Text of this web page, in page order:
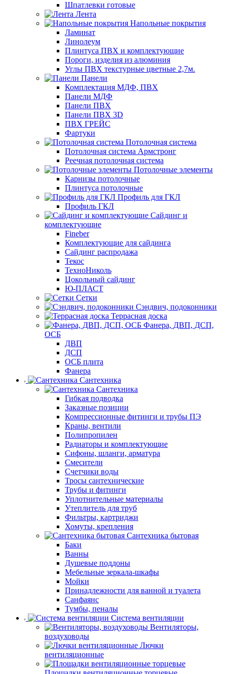
Шпатлевки готовые
Лента
Напольные покрытия
Ламинат
Линолеум
Плинтуса ПВХ и комплектующие
Пороги, изделия из алюминия
Углы ПВХ текстурные цветные 2,7м.
Панели
Комплектация МДФ, ПВХ
Панели МДФ
Панели ПВХ
Панели ПВХ 3D
ПВХ ГРЕЙС
Фартуки
Потолочная система
Потолочная система Армстронг
Реечная потолочная система
Потолочные элементы
Карнизы потолочные
Плинтуса потолочные
Профиль для ГКЛ
Профиль ГКЛ
Сайдинг и
комплектующие
Fineber
Комплектующие для сайдинга
Сайдинг распродажа
Текос
ТехноНиколь
Цокольный сайдинг
Ю-ПЛАСТ
Сетки
Сэндвич, подоконники
Террасная доска
Фанера, ДВП, ДСП,
ОСБ
ДВП
ДСП
ОСБ плита
Фанера
Сантехника
Сантехника
Гибкая подводка
Заказные позиции
Компрессионные фитинги и трубы ПЭ
Краны, вентили
Полипропилен
Радиаторы и комплектующие
Сифоны, шланги, арматура
Смесители
Счетчики воды
Тросы сантехнические
Трубы и фитинги
Уплотнительные материалы
Утеплитель для труб
Фильтры, картриджи
Хомуты, крепления
Сантехника бытовая
Баки
Ванны
Душевые поддоны
Мебельные зеркала-шкафы
Мойки
Принадлежности для ванной и туалета
Санфаянс
Тумбы, пеналы
Система вентиляции
Вентиляторы,
воздуховоды
Лючки
вентиляционные